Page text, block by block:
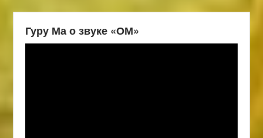
Гуру Ма о звуке «ОМ»